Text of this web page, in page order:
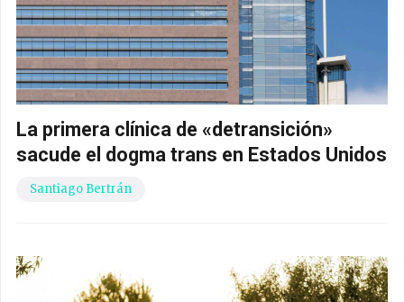
La primera clínica de «detransición»
sacude el dogma trans en Estados Unidos
Santiago Bertrán